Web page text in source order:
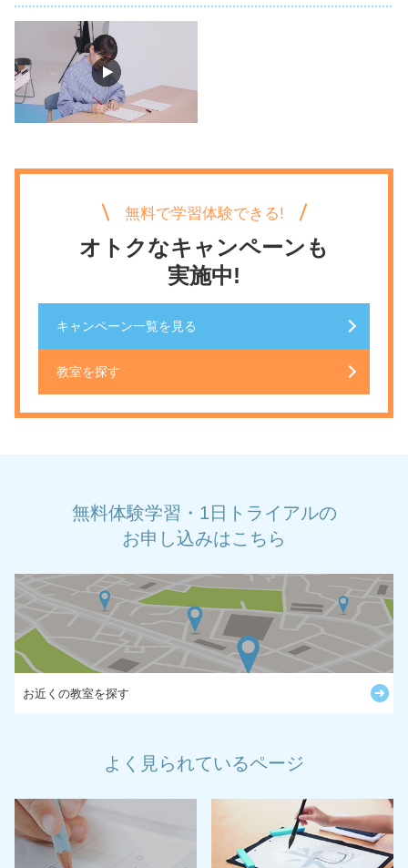
無料で学習体験できる!
オトクなキャンペーンも
実施中!
キャンペーン一覧を見る
教室を探す
無料体験学習・1日トライアルの
お申し込みはこちら
お近くの教室を探す
よく見られているページ